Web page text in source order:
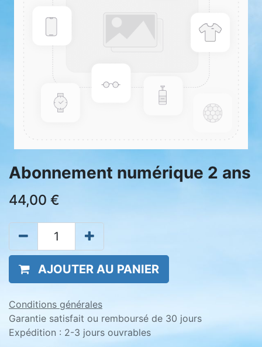
Abonnement numérique 2 ans
44,00 €
AJOUTER AU PANIER
Conditions générales
Garantie satisfait ou remboursé de 30 jours
Expédition : 2-3 jours ouvrables